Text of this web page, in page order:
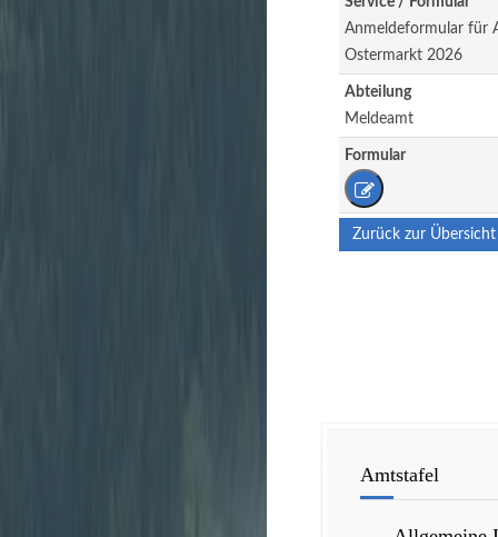
Anmeldeformular für
Ostermarkt 2026
Abteilung
Meldeamt
Formular
Zurück zur Übersicht
Amtstafel